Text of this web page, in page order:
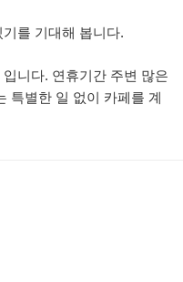
를 기대해 봅니다.
니다. 연휴기간 주변 많은
특별한 일 없이 카페를 계